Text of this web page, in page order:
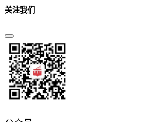
关注我们